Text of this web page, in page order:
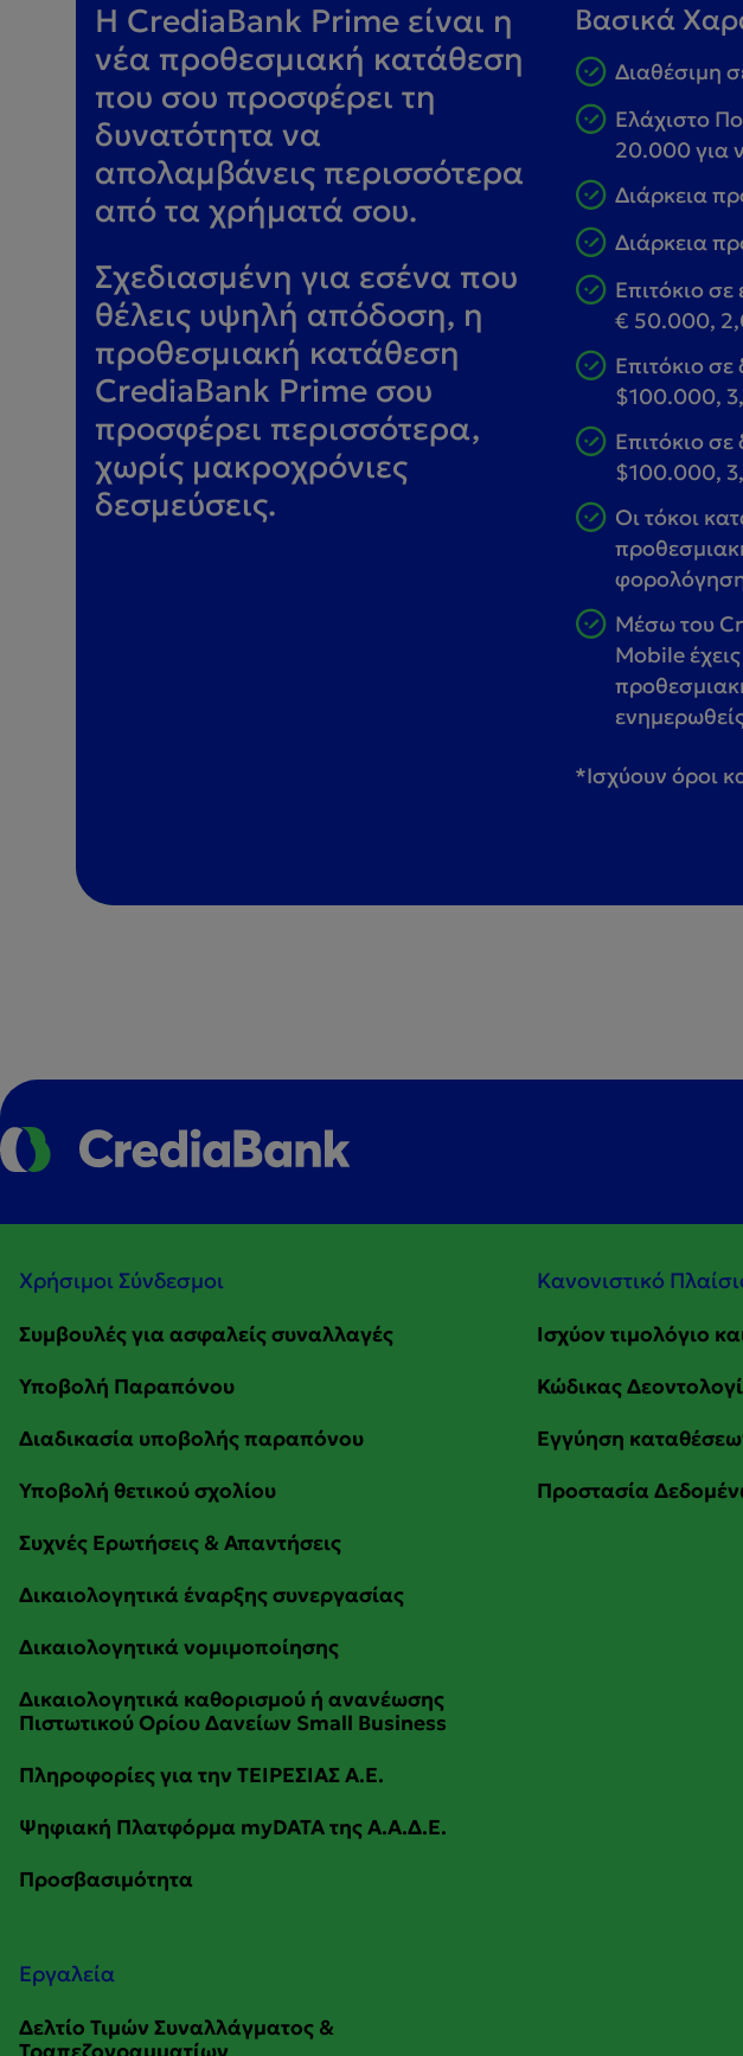
Η CrediaBank Prime είναι η
νέα προθεσμιακή κατάθεση
που σου προσφέρει τη
δυνατότητα να
απολαμβάνεις περισσότερα
από τα χρήματά σου.
Σχεδιασμένη για εσένα που
θέλεις υψηλή απόδοση, η
προθεσμιακή κατάθεση
CrediaBank Prime σου
προσφέρει περισσότερα,
χωρίς μακροχρόνιες
δεσμεύσεις.
Βασικά
Διαθέσιμη
Ελάχιστο
20.000 για
Διάρκεια
Διάρκεια
Επιτόκιο
€ 50.000,
Επιτόκιο
$100.000,
Επιτόκιο
$100.000,
Οι τόκοι
Μέσω του
Mobile
*Ισχύουν όροι
Χρήσιμοι Σύνδεσμοι Κανονιστικό
Εργαλεία